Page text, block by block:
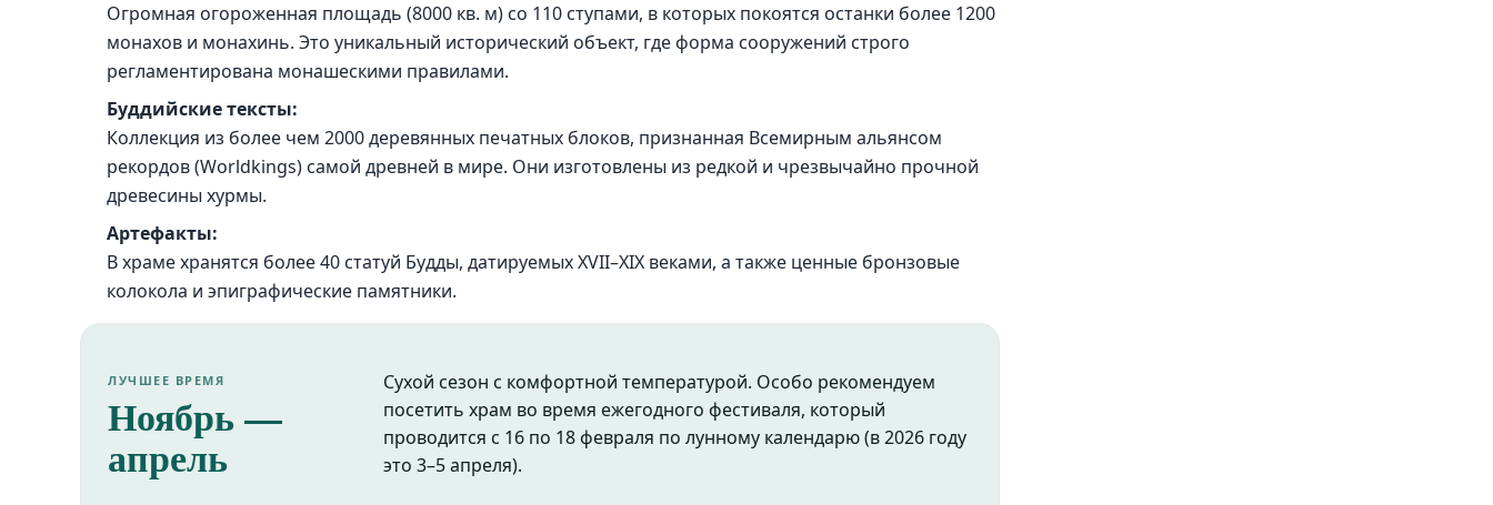
Огромная огороженная площадь (8000 кв. м) со 110 ступами, в которых покоятся останки более 1200
монахов и монахинь. Это уникальный исторический объект, где форма сооружений строго
регламентирована монашескими правилами.
Буддийские тексты:
Коллекция из более чем 2000 деревянных печатных блоков, признанная Всемирным альянсом
рекордов (Worldkings) самой древней в мире. Они изготовлены из редкой и чрезвычайно прочной
древесины хурмы.
Артефакты:
В храме хранятся более 40 статуй Будды, датируемых XVII–XIX веками, а также ценные бронзовые
колокола и эпиграфические памятники.
ЛУЧШЕЕ ВРЕМЯ
Ноябрь —
апрель
Сухой сезон с комфортной температурой. Особо рекомендуем
посетить храм во время ежегодного фестиваля, который
проводится с 16 по 18 февраля по лунному календарю (в 2026 году
это 3–5 апреля).